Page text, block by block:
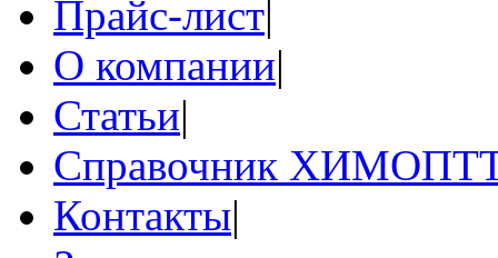
Прайс-лист|
О компании|
Статьи|
Справочник
Контакты|